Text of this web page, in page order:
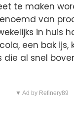
te maken
van
in huis
een bak ijs,
al snel
▼ Ad by Refinery89